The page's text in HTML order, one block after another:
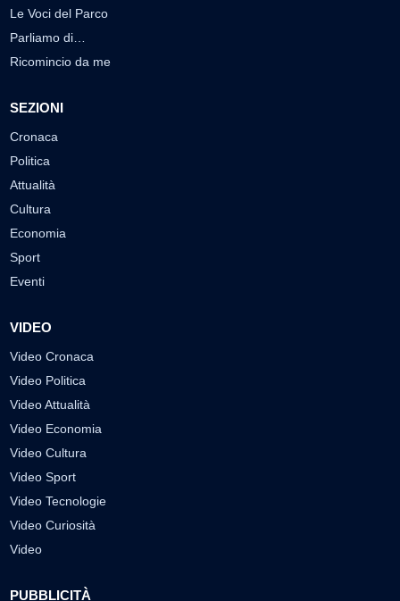
Le Voci del Parco
Parliamo di…
Ricomincio da me
SEZIONI
Cronaca
Politica
Attualità
Cultura
Economia
Sport
Eventi
VIDEO
Video Cronaca
Video Politica
Video Attualità
Video Economia
Video Cultura
Video Sport
Video Tecnologie
Video Curiosità
Video
PUBBLICITÀ